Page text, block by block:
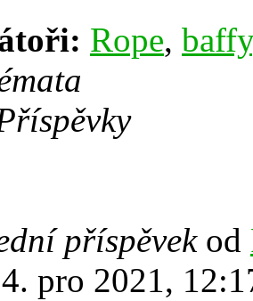
Rope, baffy
příspěvekod
pro 2021,